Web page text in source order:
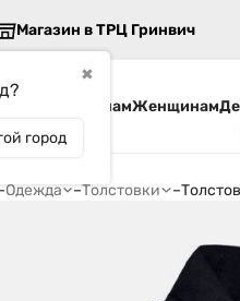
✖
город
Магазин в ТРЦ Гринвич
МужчинамЖенщинам
Одежда –Толстовки –